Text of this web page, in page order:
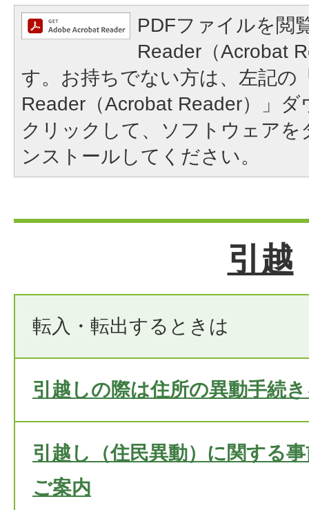
PDFファイルを閲
Reader（Acrobat
す。お持ちでない方は、左記の
Reader（Acrobat Reader）」
クリックして、ソフトウェア
ンストールしてください。
引越
転入・転出するときは
引越しの際は住所の異動手続
引越し（住民異動）に関する
ご案内